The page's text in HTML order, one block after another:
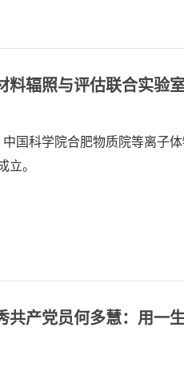
料辐照与评估联合实验
中国科学院合肥物质院等离子
立。
共产党员何多慧：用一